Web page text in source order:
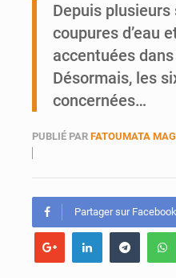
Depuis plusieurs
coupures d’eau
accentuées
Désormais, les
concernées…
PUBLIÉ PAR FATOUMATA
Partager sur Facebook